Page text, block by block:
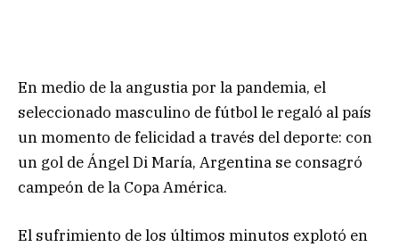
En medio de la angustia por la pandemia, el
seleccionado masculino de fútbol le regaló al país
un momento de felicidad a través del deporte: con
un gol de Ángel Di María, Argentina se consagró
campeón de la Copa América.
El sufrimiento de los últimos minutos explotó en